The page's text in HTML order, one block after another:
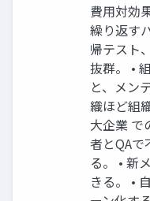
費用対効
繰り返す
帰テスト
抜群。 •
と、メン
織ほど組
大企業 で
者とQAで
る。 • 新
きる。 •